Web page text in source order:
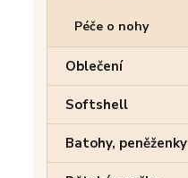
Péče o nohy
Oblečení
Softshell
Batohy, peněženky